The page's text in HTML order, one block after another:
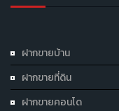
ฝากขายบ้าน
ฝากขายที่ดิน
ฝากขายคอนโด